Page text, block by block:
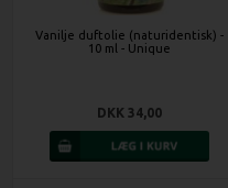
Vanilje duftolie (naturidentisk) -
10 ml - Unique
DKK 34,00